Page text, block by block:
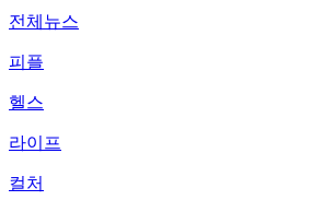
전체뉴스
피플
헬스
라이프
컬처